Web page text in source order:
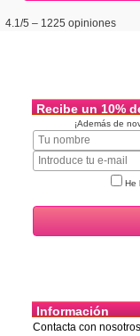
4.1/5 – 1225 opiniones
Recibe un 10%
¡Además de
He
Información
Contacta con nosotros